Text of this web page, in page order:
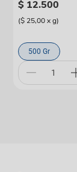
$ 12.500
($ 25,00xg)
500 Gr